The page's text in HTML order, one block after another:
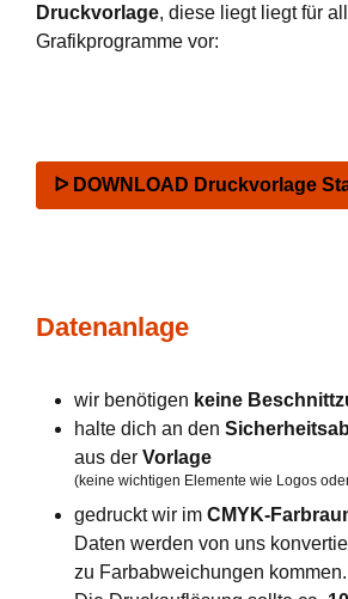
Druckvorlage, diese liegt liegt für
Grafikprogramme vor:
ᐅ DOWNLOAD Druckvorlage
Datenanlage
wir benötigen keine
halte dich an den
aus der Vorlage
(keine wichtigen Elemente wie Logos
gedruckt wir im CMYK-
Daten werden von uns
zu Farbabweichungen kommen.